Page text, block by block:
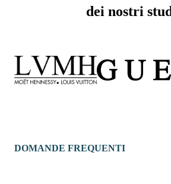
dei nostri
DOMANDE FREQUENTI